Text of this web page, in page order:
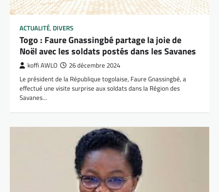
ACTUALITÉ, DIVERS
Togo : Faure Gnassingbé partage la joie de
Noël avec les soldats postés dans les Savanes
koffi AWLO 26 décembre 2024
Le président de la République togolaise, Faure Gnassingbé, a
effectué une visite surprise aux soldats dans la Région des
Savanes…